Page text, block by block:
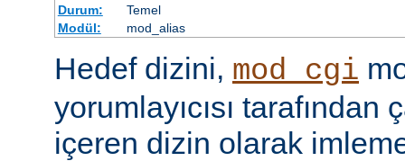
Durum:
Temel
Modül:
mod_alias
Hedef dizini, mod_cgi
yorumlayıcısı tarafından
içeren dizin olarak